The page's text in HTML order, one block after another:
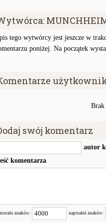
tego wytwórcy jest jeszcze w
poniżej. Na początek
Brak
swój komentarz
autor
komentarza
znaków: napisałeś znaków: